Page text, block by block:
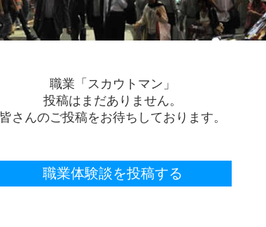
職業「スカウトマン」
投稿はまだありません。
皆さんのご投稿をお待ちしております。
職業体験談を投稿する